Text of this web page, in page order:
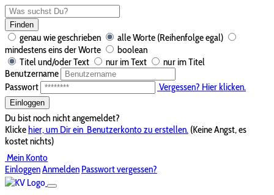
Finden
genau wie geschrieben
alle Worte (Reihenfolge egal)
mindestens eins der Worte
boolean
Titel und/oder Text
nur im Text
nur im Titel
Benutzername
Passwort
Vergessen? Hier klicken.
Einloggen
Du bist noch nicht angemeldet?
Klickehier, um Dir ein Benutzerkonto zu erstellen. (Keine Angst, es
kostet nichts)
Mein Konto
EinloggenAnmelden Passwort vergessen?